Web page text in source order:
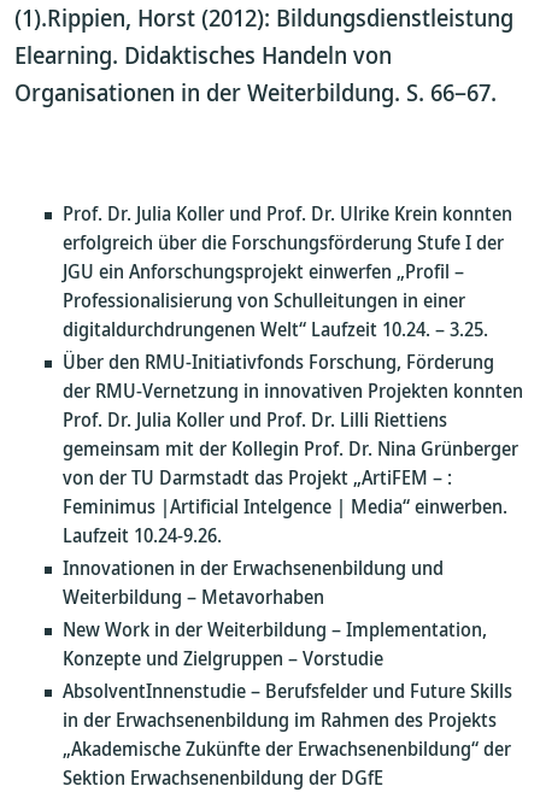
(1).Rippien, Horst (2012): Bildungsdienstleistung
Elearning. Didaktisches Handeln von
Organisationen in der Weiterbildung. S. 66–67.
Prof. Dr. Julia Koller und Prof. Dr. Ulrike Krein konnten
erfolgreich über die Forschungsförderung Stufe I der
JGU ein Anforschungsprojekt einwerfen „Profil –
Professionalisierung von Schulleitungen in einer
digitaldurchdrungenen Welt“ Laufzeit 10.24. – 3.25.
Über den RMU-Initiativfonds Forschung, Förderung
der RMU-Vernetzung in innovativen Projekten konnten
Prof. Dr. Julia Koller und Prof. Dr. Lilli Riettiens
gemeinsam mit der Kollegin Prof. Dr. Nina Grünberger
von der TU Darmstadt das Projekt „ArtiFEM – :
Feminimus |Artificial Intelgence | Media“ einwerben.
Laufzeit 10.24-9.26.
Innovationen in der Erwachsenenbildung und
Weiterbildung – Metavorhaben
New Work in der Weiterbildung – Implementation,
Konzepte und Zielgruppen – Vorstudie
AbsolventInnenstudie – Berufsfelder und Future Skills
in der Erwachsenenbildung im Rahmen des Projekts
„Akademische Zukünfte der Erwachsenenbildung“ der
Sektion Erwachsenenbildung der DGfE